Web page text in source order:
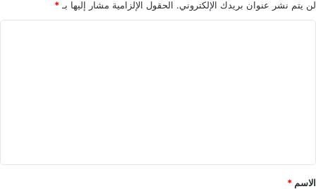
ط
ا
2
2
لن يتم نشر عنوان بريدك الإلكتروني. الحقول الإلزامية مشار إليها بـ *
*
الاسم *